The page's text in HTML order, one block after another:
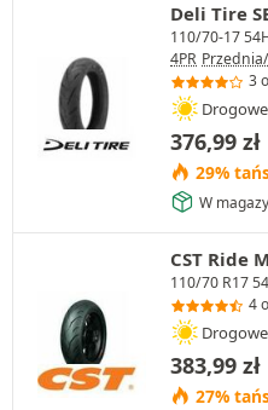
Deli Tire
110/70-17
4PR
3
376,99 zł
29%
W
CST Ride
110/70 R17
4
383,99 zł
27%